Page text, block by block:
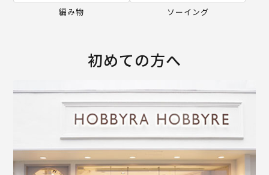
編み物 ソーイング
初めての方へ